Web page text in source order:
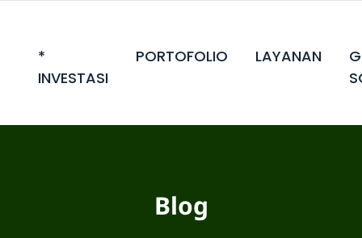
*
INVESTASI
PORTOFOLIO LAYANAN
Blog